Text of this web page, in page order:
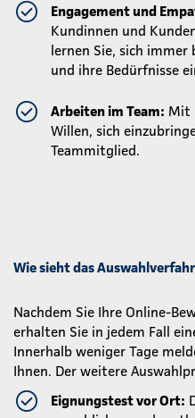
Engagement und
Kundinnen und
lernen Sie, sich immer
und ihre Bedürfnisse
Arbeiten im Team: Mit
Willen, sich
Teammitglied.
Wie sieht das
Nachdem Sie Ihre Online-
erhalten Sie in jedem Fall
Innerhalb weniger Tage
Ihnen. Der weitere
Eignungstest vor Ort: